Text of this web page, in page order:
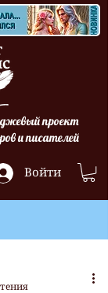
проект
и писателей
Войти